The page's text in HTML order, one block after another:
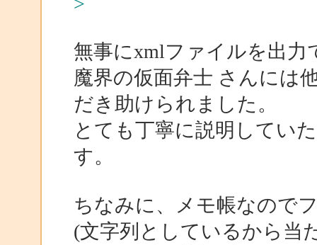
無事にxmlファイルを出力
魔界の仮面弁士 さんには
だき助けられました。
とても丁寧に説明してい
す。
ちなみに、メモ帳なので
(文字列としているから当